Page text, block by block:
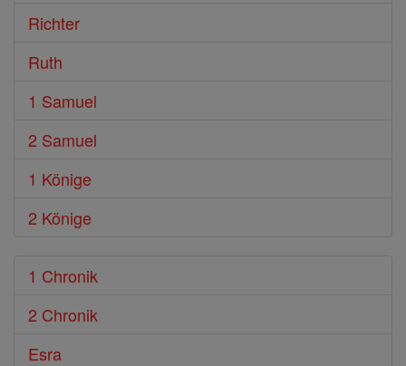
Richter
Ruth
1 Samuel
2 Samuel
1 Könige
2 Könige
1 Chronik
2 Chronik
Esra